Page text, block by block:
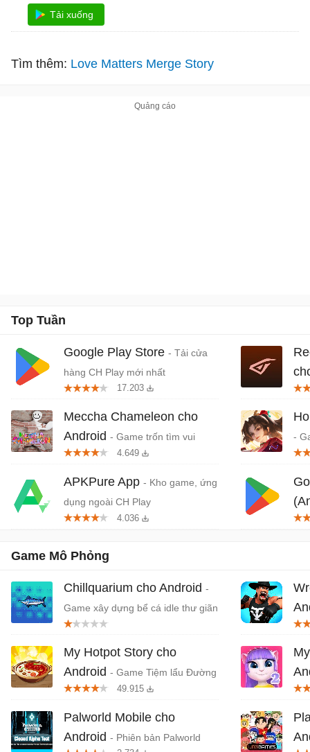
Tải xuống
Tìm thêm: Love Matters Merge Story
Top Tuần
Google Play Store - Tải cửa
hàng CH Play mới nhất
17.203
Meccha Chameleon cho
Android - Game trốn tìm vui
nhộn nhiều người chơi
4.649
APKPure App - Kho game, ứng
dụng ngoài CH Play
4.036
-
Da
Game Mô Phỏng
Chillquarium cho Android -
Game xây dựng bể cá idle thư giãn
My Hotpot Story cho
Android - Game Tiệm lẩu Đường
Hạnh Phúc
49.915
Palworld Mobile cho
Android - Phiên bản Palworld
lý